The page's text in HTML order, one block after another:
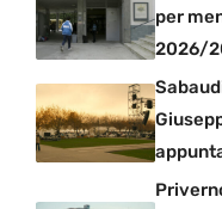
per
2026/